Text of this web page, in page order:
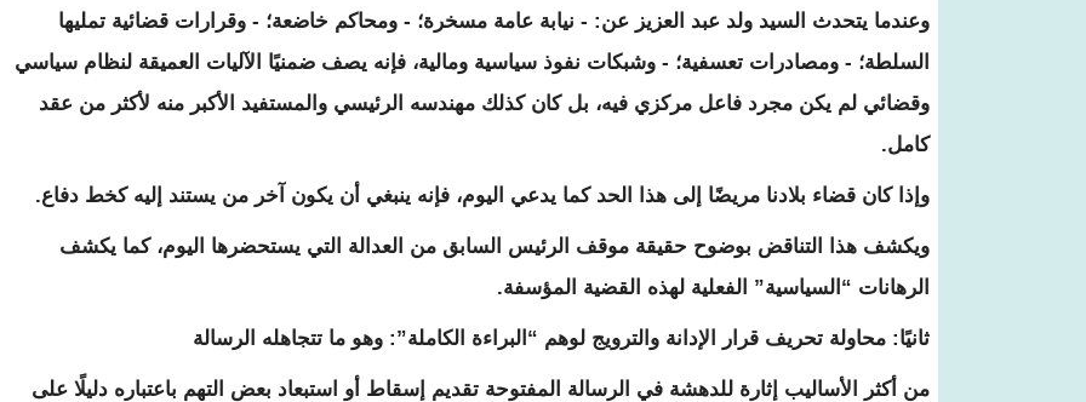
وعندما يتحدث السيد ولد عبد العزيز عن: - نيابة عامة مسخرة؛ - ومحاكم خاضعة؛ - وقرارات قضائية تمليها
السلطة؛ - ومصادرات تعسفية؛ - وشبكات نفوذ سياسية ومالية، فإنه يصف ضمنيًا الآليات العميقة لنظام سياسي
وقضائي لم يكن مجرد فاعل مركزي فيه، بل كان كذلك مهندسه الرئيسي والمستفيد الأكبر منه لأكثر من عقد
كامل.
وإذا كان قضاء بلادنا مريضًا إلى هذا الحد كما يدعي اليوم، فإنه ينبغي أن يكون آخر من يستند إليه كخط دفاع.
ويكشف هذا التناقض بوضوح حقيقة موقف الرئيس السابق من العدالة التي يستحضرها اليوم، كما يكشف
الرهانات “السياسية” الفعلية لهذه القضية المؤسفة.
ثانيًا: محاولة تحريف قرار الإدانة والترويج لوهم “البراءة الكاملة”: وهو ما تتجاهله الرسالة
من أكثر الأساليب إثارة للدهشة في الرسالة المفتوحة تقديم إسقاط أو استبعاد بعض التهم باعتباره دليلًا على